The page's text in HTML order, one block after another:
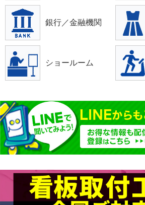
銀行／金融機関
ショールーム